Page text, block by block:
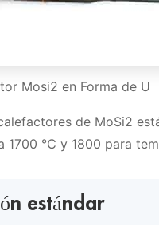
Mosi2 en Forma de U
de MoSi2
1700 ℃ y 1800 para
estándar